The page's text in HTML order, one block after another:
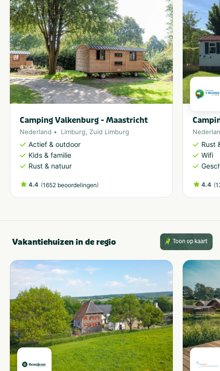
Camping Valkenburg - Maastricht
Nederland Limburg, Zuid Limburg
Actief & outdoor
Kids & familie
Rust & natuur
4.4 (1652 beoordelingen)
Rust
Wifi
4.4 (
Vakantiehuizen in de regio Toon op kaart